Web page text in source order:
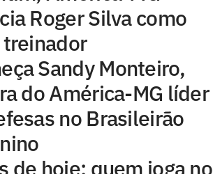
Roger Silva como
treinador
Sandy Monteiro,
do América-MG líder
no Brasileirão
de hoje: quem joga no